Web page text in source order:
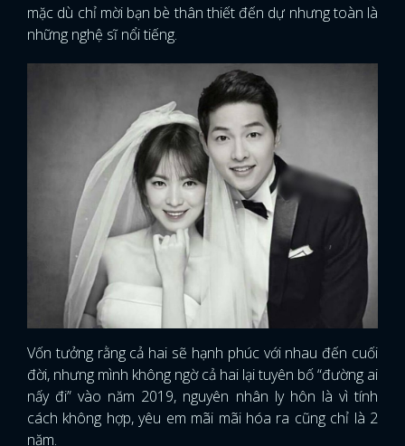
mặc dù chỉ mời bạn bè thân thiết đến dự nhưng toàn là
những nghệ sĩ nổi tiếng.
Vốn tưởng rằng cả hai sẽ hạnh phúc với nhau đến cuối
đời, nhưng mình không ngờ cả hai lại tuyên bố “đường ai
nấy đi” vào năm 2019, nguyên nhân ly hôn là vì tính
cách không hợp, yêu em mãi mãi hóa ra cũng chỉ là 2
năm.